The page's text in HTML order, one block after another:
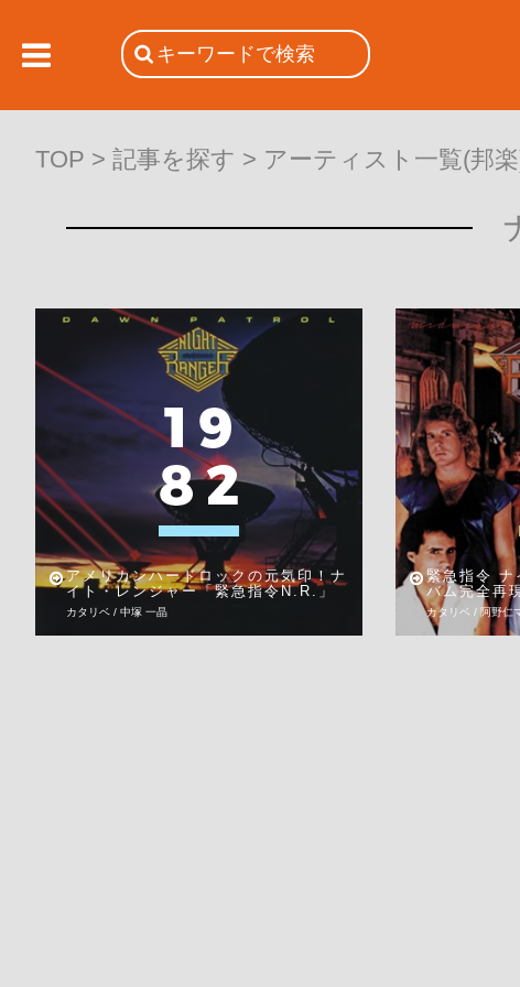
TOP > 記事を探す > アーティスト一覧(邦
アメリカンハードロックの元気印！ナ
イト・レンジャー「緊急指令N.R.」
カタリベ / 中塚 一晶
緊急指令 ナ
バム完全再
カタリベ / 阿野仁